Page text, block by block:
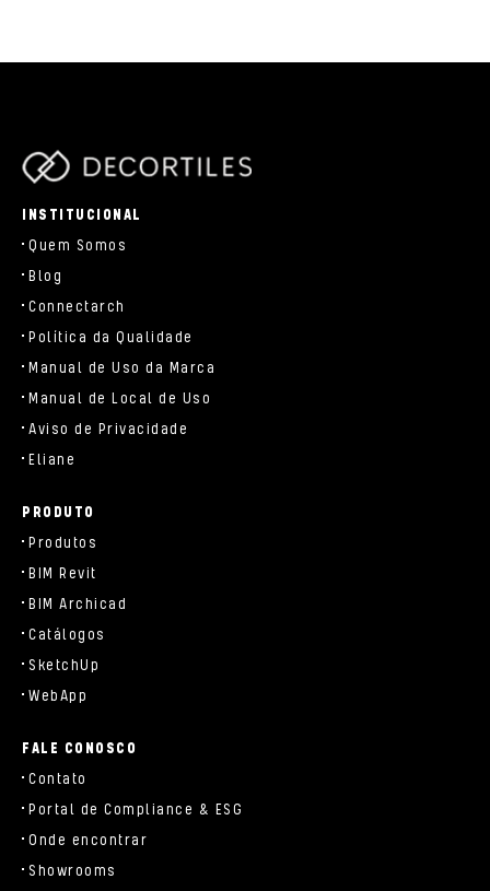
INSTITUCIONAL
Quem Somos
Blog
Connectarch
Política da Qualidade
Manual de Uso da Marca
Manual de Local de Uso
Aviso de Privacidade
Eliane
PRODUTO
Produtos
BIM Revit
BIM Archicad
Catálogos
SketchUp
WebApp
FALE CONOSCO
Contato
Portal de Compliance & ESG
Onde encontrar
Showrooms